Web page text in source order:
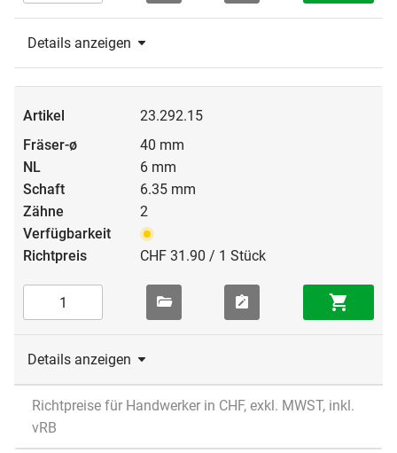
Details anzeigen
23.292.15
40 mm
6 mm
6.35 mm
2
CHF 31.90 / 1 Stück
Details anzeigen
Richtpreise für Handwerker in CHF, exkl. MWST, inkl.
vRB